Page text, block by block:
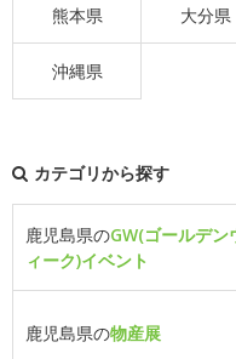
熊本県 大分県
沖縄県
カテゴリから探す
鹿児島県のGW(ゴールデン
ィーク)イベント
鹿児島県の物産展